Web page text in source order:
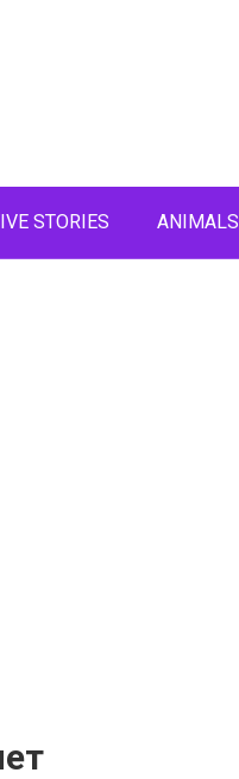
STORIES ANIMALS